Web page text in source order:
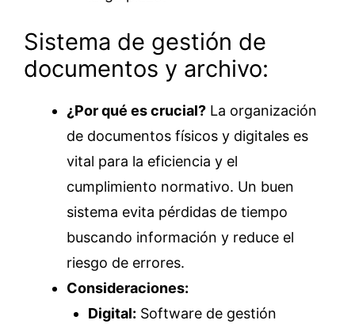
Sistema de gestión de
documentos y archivo:
¿Por qué es crucial? La organización
de documentos físicos y digitales es
vital para la eficiencia y el
cumplimiento normativo. Un buen
sistema evita pérdidas de tiempo
buscando información y reduce el
riesgo de errores.
Consideraciones:
Digital: Software de gestión